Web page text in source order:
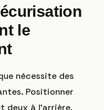
le
nécessite des
Positionner
deux à l’arrière,